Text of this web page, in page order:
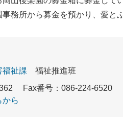
務所から募金を預かり、愛と
福祉課
福祉推進班
Fax番号：086-224-6520
から